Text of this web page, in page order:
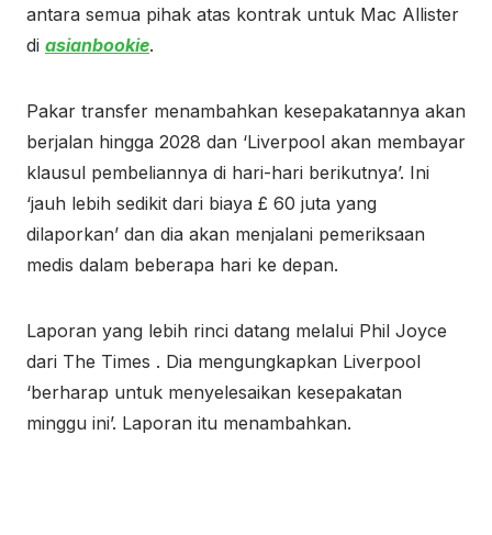
antara semua pihak atas kontrak untuk Mac Allister
di asianbookie.
Pakar transfer menambahkan kesepakatannya akan
berjalan hingga 2028 dan ‘Liverpool akan membayar
klausul pembeliannya di hari-hari berikutnya’. Ini
‘jauh lebih sedikit dari biaya £ 60 juta yang
dilaporkan’ dan dia akan menjalani pemeriksaan
medis dalam beberapa hari ke depan.
Laporan yang lebih rinci datang melalui Phil Joyce
dari The Times . Dia mengungkapkan Liverpool
‘berharap untuk menyelesaikan kesepakatan
minggu ini’. Laporan itu menambahkan.